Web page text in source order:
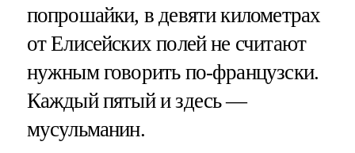
попрошайки, в девяти километрах
от Елисейских полей не считают
нужным говорить по-французски.
Каждый пятый и здесь —
мусульманин.